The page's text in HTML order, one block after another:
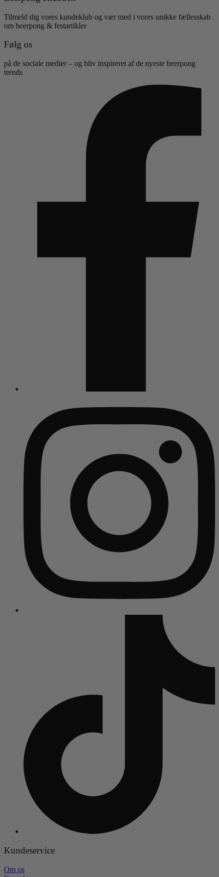
Tilmeld dig vores kundeklub og vær med i vores unikke fællesskab
om beerpong & festartikler
Følg os
på de sociale medier – og bliv inspireret af de nyeste beerpong
trends
Kundeservice
Om os